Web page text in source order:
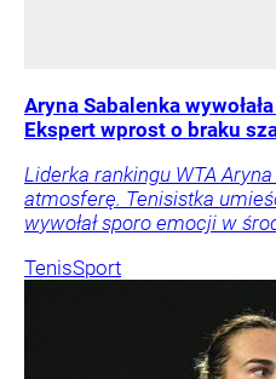
Aryna Sabalenka
Ekspert wprost o braku
Liderka rankingu WTA
atmosferę. Tenisistka
wywołał sporo emocji w
TenisSport